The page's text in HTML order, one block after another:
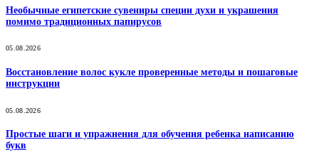
Необычные египетские сувениры специи духи и украшения
помимо традиционных папирусов
05.08.2026
Восстановление волос кукле проверенные методы и пошаговые
инструкции
05.08.2026
Простые шаги и упражнения для обучения ребенка написанию
букв